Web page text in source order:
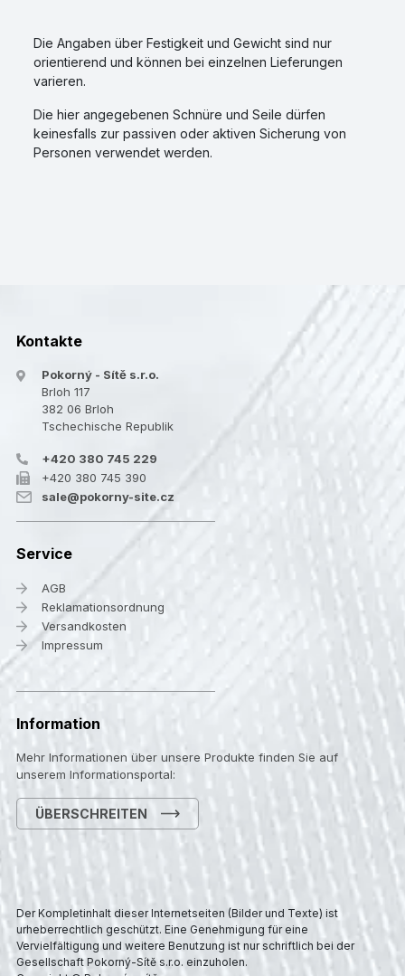
Die Angaben über Festigkeit und Gewicht sind nur
orientierend und können bei einzelnen Lieferungen
varieren.
Die hier angegebenen Schnüre und Seile dürfen
keinesfalls zur passiven oder aktiven Sicherung von
Personen verwendet werden.
Kontakte
Pokorný - Sítě s.r.o.
Brloh 117
382 06 Brloh
Tschechische Republik
+420 380 745 229
+420 380 745 390
sale@pokorny-site.cz
Service
AGB
Reklamationsordnung
Versandkosten
Impressum
Information
Mehr Informationen über unsere Produkte finden Sie auf
unserem Informationsportal:
ÜBERSCHREITEN
Der Kompletinhalt dieser Internetseiten (Bilder und Texte) ist
urheberrechtlich geschützt. Eine Genehmigung für eine
Vervielfältigung und weitere Benutzung ist nur schriftlich bei der
Gesellschaft Pokorný-Sítě s.r.o. einzuholen.